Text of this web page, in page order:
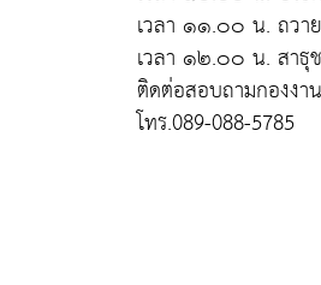
เวลา ๑๑.๐๐ น. ถวา
เวลา ๑๒.๐๐ น. สาธุ
ติดต่อสอบถามกองงา
โทร.089-088-5785